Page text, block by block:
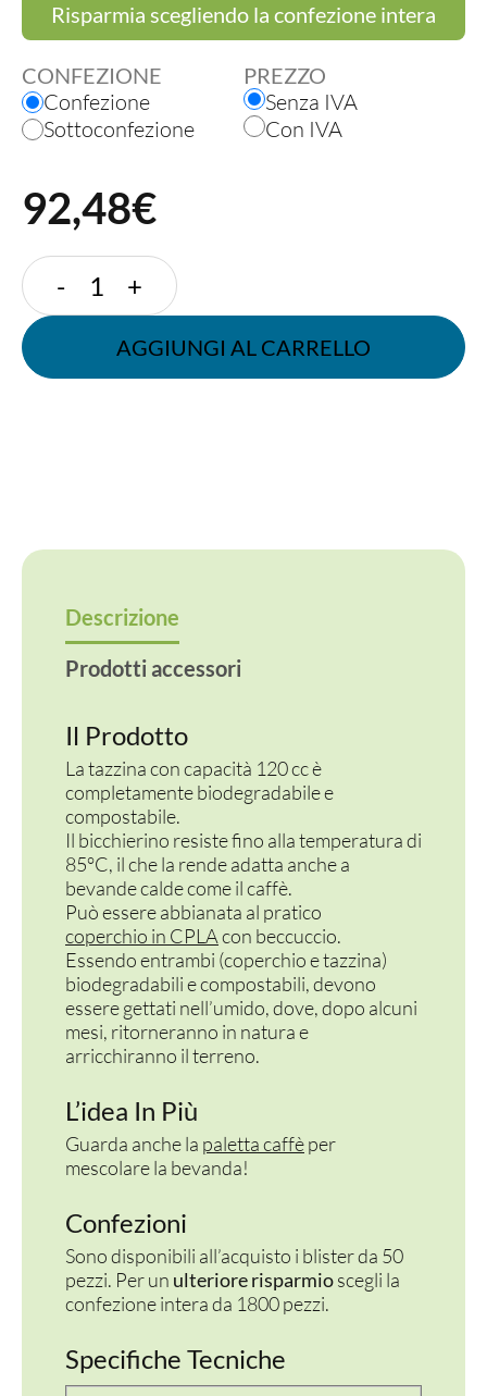
Risparmia scegliendo la confezione intera
CONFEZIONE PREZZO
Confezione
Sottoconfezione
Senza IVA
Con IVA
92,48€
-
TAZZINA
120
BIANCA
+
AGGIUNGI AL CARRELLO
Descrizione
Prodotti accessori
Il Prodotto
La tazzina con capacità 120 cc è
completamente biodegradabile e
compostabile.
Il bicchierino resiste fino alla temperatura di
85°C, il che la rende adatta anche a
bevande calde come il caffè.
Può essere abbianata al pratico
coperchio in CPLAcon beccuccio.
Essendo entrambi (coperchio e tazzina)
biodegradabili e compostabili, devono
essere gettati nell’umido, dove, dopo alcuni
mesi, ritorneranno in natura e
arricchiranno il terreno.
L’idea In Più
Guarda anche la paletta caffèper
mescolare la bevanda!
Confezioni
Sono disponibili all’acquisto i blister da 50
pezzi. Per un ulteriore risparmioscegli la
confezione intera da 1800 pezzi.
Specifiche Tecniche